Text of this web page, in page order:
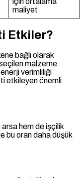
maliyet
Etkiler?
bağlı olarak
malzeme
verimliliği
etkileyen önemli
hem de işçilik
bu oran daha düşük